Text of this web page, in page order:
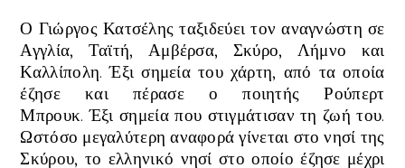
Ο Γιώργος Κατσέλης ταξιδεύει τον αναγνώστη σε
Αγγλία, Ταϊτή, Αμβέρσα, Σκύρο, Λήμνο και
Καλλίπολη. Έξι σημεία του χάρτη, από τα οποία
έζησε και πέρασε ο ποιητής Ρούπερτ
Μπρουκ.Έξι σημεία που στιγμάτισαν τη ζωή του.
Ωστόσο μεγαλύτερη αναφορά γίνεται στο νησί της
Σκύρου, το ελληνικό νησί στο οποίο έζησε μέχρι